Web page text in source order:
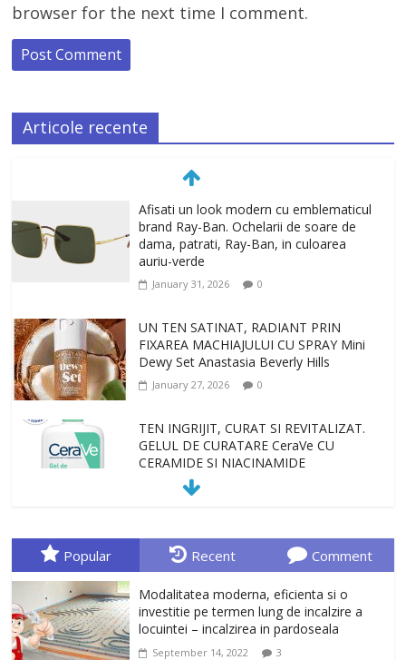
browser for the next time I comment.
Articole recente
Afisati un look modern cu emblematicul
brand Ray-Ban. Ochelarii de soare de
dama, patrati, Ray-Ban, in culoarea
auriu-verde
January 31, 2026 0
UN TEN SATINAT, RADIANT PRIN
FIXAREA MACHIAJULUI CU SPRAY Mini
Dewy Set Anastasia Beverly Hills
January 27, 2026 0
TEN INGRIJIT, CURAT SI REVITALIZAT.
GELUL DE CURATARE CeraVe CU
CERAMIDE SI NIACINAMIDE
January 23, 2026
ori o provocare. Idei inedite, cadouri
originale, le puteti avea la Giftspot.ro,
alegere buna, Oglinda de baie cu mărire
și iluminare LED
February 20, 2026 0
Popular Recent Comment
Modalitatea moderna, eficienta si o
investitie pe termen lung de incalzire a
locuintei – incalzirea in pardoseala
September 14, 2022 3